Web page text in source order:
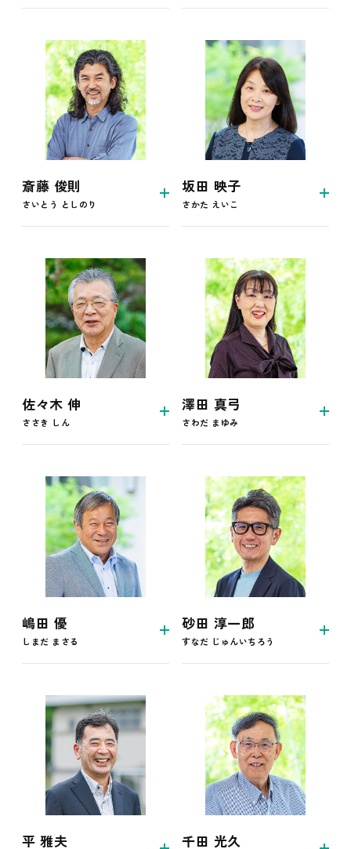
斎藤 俊則
さいとう としのり
坂田 映子
さかた えいこ
佐々木 伸
ささき しん
澤田 真弓
さわだ まゆみ
嶋田 優
しまだ まさる
砂田 淳一郎
すなだ じゅんいちろう
平 雅夫 千田 光久